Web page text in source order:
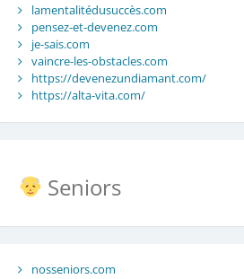
lamentalitédusuccès.com
pensez-et-devenez.com
je-sais.com
vaincre-les-obstacles.com
https://devenezundiamant.com/
https://alta-vita.com/
Seniors
nosseniors.com